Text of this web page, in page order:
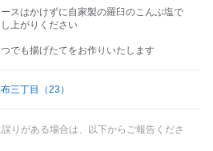
ースはかけずに自家製の羅臼のこんぶ塩で
上がりください
つでも揚げたてをお作りいたします
三丁目 （23）
りがある場合は、以下からご報告くださ